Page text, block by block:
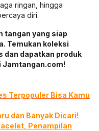
ringan, hingga
diri.
tangan yang siap
Temukan koleksi
dan dapatkan produk
Jamtangan.com!
Terpopuler Bisa Kamu
dan Banyak Dicari!
Penampilan